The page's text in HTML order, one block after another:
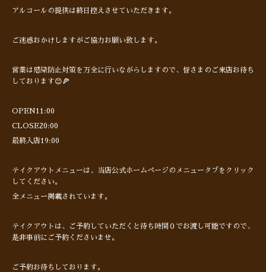
アルコールの提供は終日控えさせていただきます。
ご迷惑おかけしますがご協力お願い致します。
営業は感染防止対策を万全に行いながらしますので、皆さまのご来店お待ち
しております😊🍕
OPEN11:00
CLOSE20:00
最終入店19:00
テイクアウトメニューは、当店公式ホームページのメニュータブをクリック
してください。
全メニュー掲載されています。
テイクアウトは、ご予約していただくと待ち時間０でお渡し可能ですので、
是非事前にご予約くださいませ。
ご予約お待ちしております。